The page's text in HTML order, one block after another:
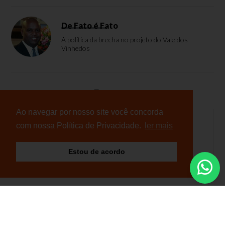
Ao navegar por nosso site você concorda
com nossa Política de Privacidade.
ler mais
Estou de acordo
De Fato é Fato
A política da brecha no projeto do Vale dos
Vinhedos
Enquete